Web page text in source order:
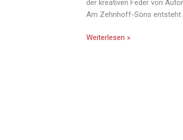
der kreativen Feder von
Am Zehnhoff-Söns entsteht
Weiterlesen »